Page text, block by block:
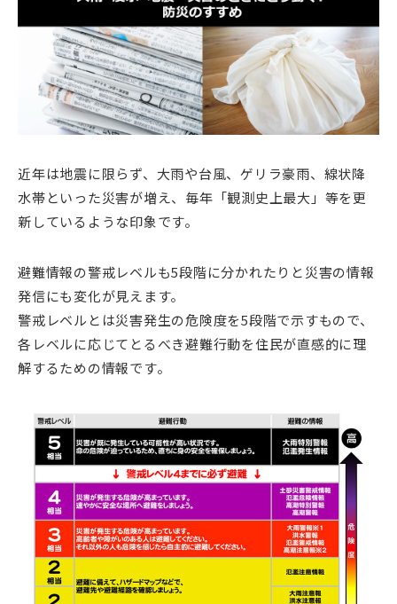
近年は地震に限らず、大雨や台風、ゲリラ豪雨、線状降
水帯といった災害が増え、毎年「観測史上最大」等を更
新しているような印象です。
避難情報の警戒レベルも5段階に分かれたりと災害の情報
発信にも変化が見えます。
警戒レベルとは災害発生の危険度を5段階で示すもので、
各レベルに応じてとるべき避難行動を住民が直感的に理
解するための情報です。